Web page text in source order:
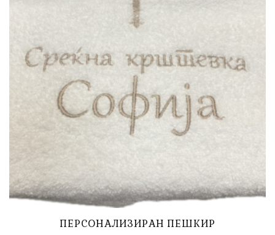
ПЕРСОНАЛИЗИРАН ПЕШКИР